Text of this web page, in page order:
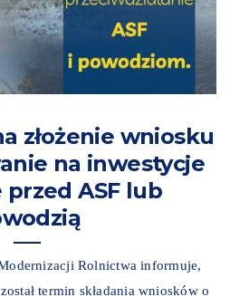
złożenie wniosku
na inwestycje
ASF lub
Rolnictwa informuje,
termin składania wniosków o